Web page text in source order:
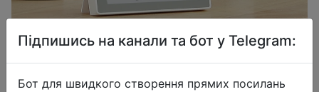
Підпишись на канали та бот у Telegram:
Бот для швидкого створення прямих посилань